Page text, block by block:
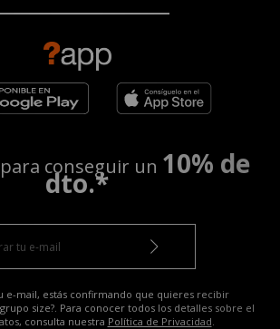
conseguir un 10% de
dto.*
e-mail, estás confirmando que quieres recibir
size?. Para conocer todos los detalles sobre el
consulta nuestra Política de Privacidad.